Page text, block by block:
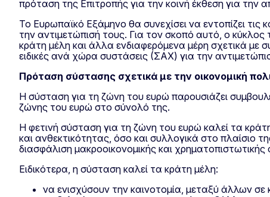
πρόταση της Επιτροπής για την κοινή έκθεση για την
Το Ευρωπαϊκό Εξάμηνο θα συνεχίσει να εντοπίζει τις
την αντιμετώπισή τους. Για τον σκοπό αυτό, ο
κράτη μέλη και άλλα ενδιαφερόμενα μέρη σχετικά με
ειδικές ανά χώρα συστάσεις (ΣΑΧ) για την
Πρόταση σύστασης σχετικά με την οικονομική
Η σύσταση για τη ζώνη του ευρώ παρουσιάζει
ζώνης του ευρώ στο σύνολό της.
Η φετινή σύσταση για τη ζώνη του ευρώ καλεί τα
και ανθεκτικότητας, όσο και συλλογικά στο πλαίσιο
διασφάλιση μακροοικονομικής και
Ειδικότερα, η σύσταση καλεί τα κράτη μέλη:
να ενισχύσουν την καινοτομία, μεταξύ άλλων σε